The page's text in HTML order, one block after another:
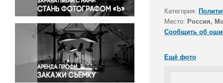
Религия
Светская жизнь
Спорт
Экология
Экономика и бизнес
Категория:
Место: Россия,
Сообщить об
Ещё фото